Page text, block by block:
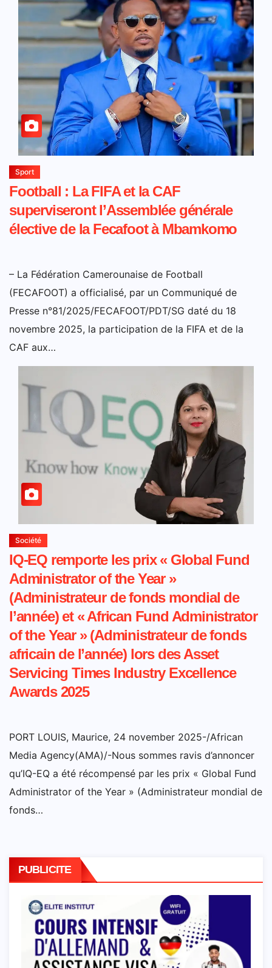
Sport
Football : La FIFA et la CAF
superviseront l’Assemblée générale
élective de la Fecafoot à Mbamkomo
– La Fédération Camerounaise de Football
(FECAFOOT) a officialisé, par un Communiqué de
Presse n°81/2025/FECAFOOT/PDT/SG daté du 18
novembre 2025, la participation de la FIFA et de la
CAF aux…
Société
IQ-EQ remporte les prix « Global Fund
Administrator of the Year »
(Administrateur de fonds mondial de
l’année) et « African Fund Administrator
of the Year » (Administrateur de fonds
africain de l’année) lors des Asset
Servicing Times Industry Excellence
Awards 2025
PORT LOUIS, Maurice, 24 november 2025-/African
Media Agency(AMA)/-Nous sommes ravis d’annoncer
qu’IQ-EQ a été récompensé par les prix « Global Fund
Administrator of the Year » (Administrateur mondial de
fonds…
PUBLICITE